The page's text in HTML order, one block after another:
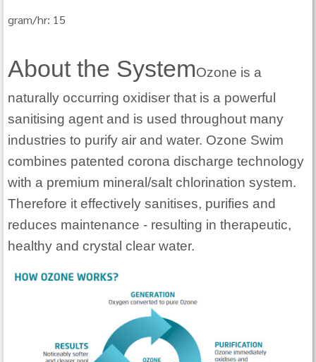
gram/hr: 15
About the SystemOzone is a
naturally occurring oxidiser that is a powerful
sanitising agent and is used throughout many
industries to purify air and water. Ozone Swim
combines patented corona discharge technology
with a premium mineral/salt chlorination system.
Therefore it effectively sanitises, purifies and
reduces maintenance - resulting in therapeutic,
healthy and crystal clear water.